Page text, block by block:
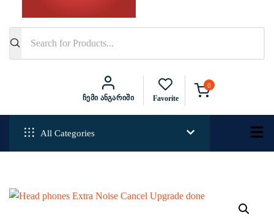
Ჩემი Ანგარიში Favorite
0
All Categories